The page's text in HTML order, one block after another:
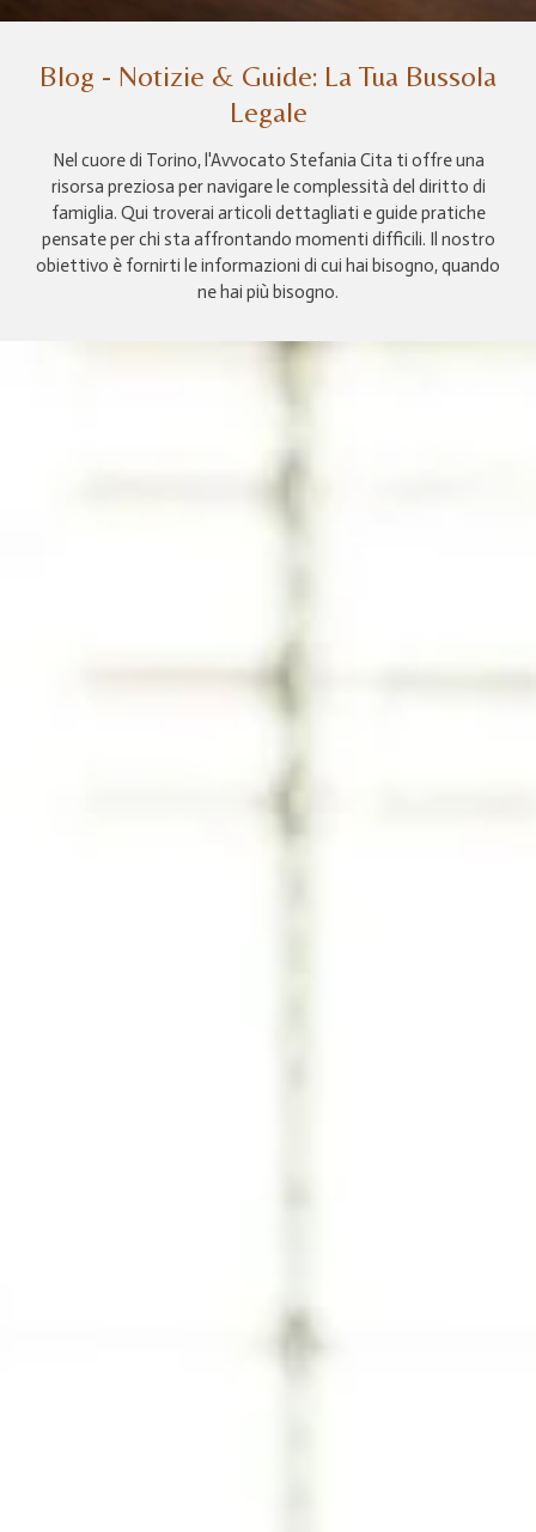
Blog - Notizie & Guide: La Tua Bussola
Legale
Nel cuore di Torino, l'Avvocato Stefania Cita ti offre una
risorsa preziosa per navigare le complessità del diritto di
famiglia. Qui troverai articoli dettagliati e guide pratiche
pensate per chi sta affrontando momenti difficili. Il nostro
obiettivo è fornirti le informazioni di cui hai bisogno, quando
ne hai più bisogno.